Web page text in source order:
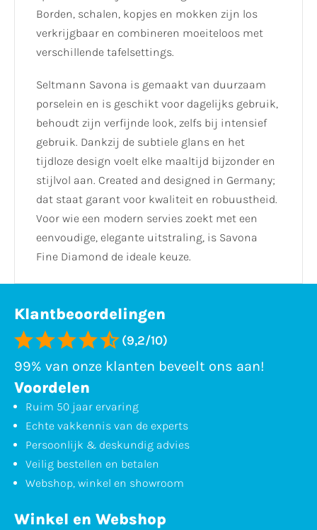
Borden, schalen, kopjes en mokken zijn los
verkrijgbaar en combineren moeiteloos met
verschillende tafelsettings.
Seltmann Savona is gemaakt van duurzaam
porselein en is geschikt voor dagelijks gebruik,
behoudt zijn verfijnde look, zelfs bij intensief
gebruik. Dankzij de subtiele glans en het
tijdloze design voelt elke maaltijd bijzonder en
stijlvol aan. Created and designed in Germany;
dat staat garant voor kwaliteit en robuustheid.
Voor wie een modern servies zoekt met een
eenvoudige, elegante uitstraling, is Savona
Fine Diamond de ideale keuze.
Klantbeoordelingen
(9,2/10)
99% van onze klanten beveelt ons aan!
Voordelen
Ruim 50 jaar ervaring
Echte vakkennis van de experts
Persoonlijk & deskundig advies
Veilig bestellen en betalen
Webshop, winkel en showroom
Winkel en Webshop